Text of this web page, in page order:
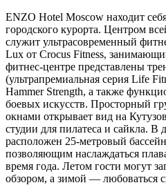
ENZO Hotel Moscow находит
городского курорта. Центром
служит ультрасовременный
Lux от Crocus Fitness,
фитнес-центре представлены
(ультрапремиальная серия Life
Hammer Strength, а также
боевых искусств. Просторный
окнами открывает вид на
студии для пилатеса и сайкла. В
расположен 25-метровый
позволяющим наслаждаться
время года. Летом гости могут
обзором, а зимой — любоваться